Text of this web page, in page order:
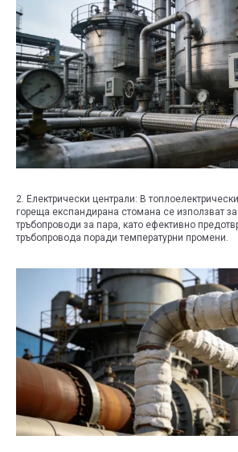
2. Електрически централи: В
гореща експандирана стомана се използват
тръбопроводи за пара, като ефективно
тръбопровода поради температурни промени.